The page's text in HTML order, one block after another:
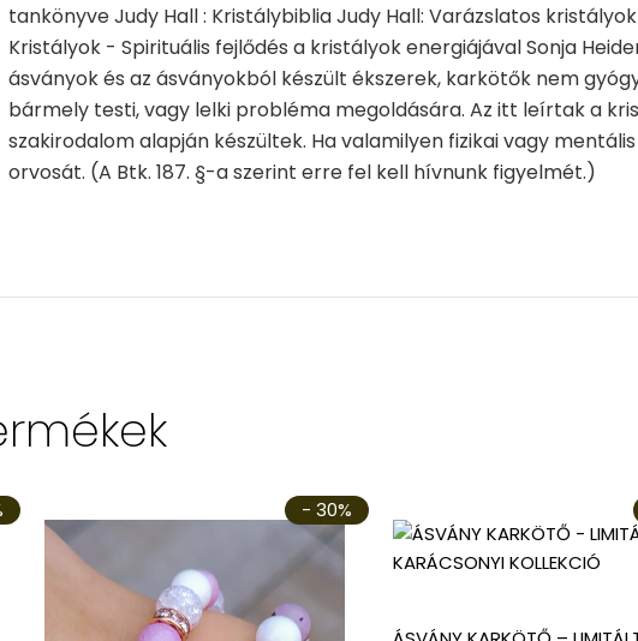
tankönyve Judy Hall : Kristálybiblia Judy Hall: Varázslatos
Kristályok - Spirituális fejlődés a kristályok energiájával Sonja
ásványok és az ásványokból készült ékszerek, karkötők nem
bármely testi, vagy lelki probléma megoldására. Az itt leírtak a
szakirodalom alapján készültek. Ha valamilyen fizikai vagy
orvosát. (A Btk. 187. §-a szerint erre fel kell hívnunk figyelmét.)
- 30%